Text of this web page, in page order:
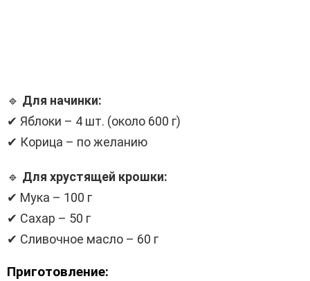
🔹 Для начинки:
✔ Яблоки – 4 шт. (около 600 г)
✔ Корица – по желанию
🔹 Для хрустящей крошки:
✔ Мука – 100 г
✔ Сахар – 50 г
✔ Сливочное масло – 60 г
Приготовление: